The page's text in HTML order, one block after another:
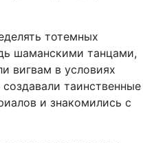
тотемных
шаманскими танцами,
вигвам в условиях
таинственные
и знакомились с